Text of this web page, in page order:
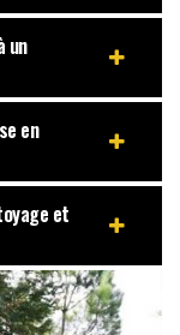
un
en
et